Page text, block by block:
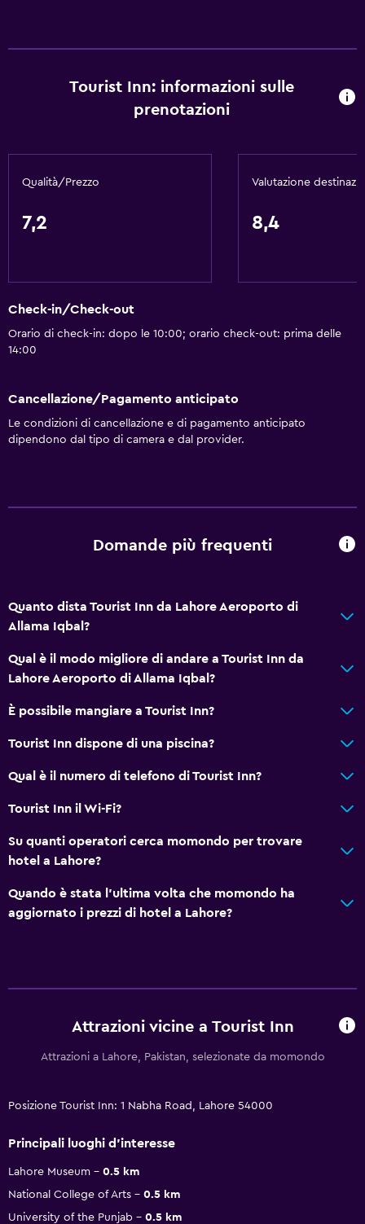
Tourist Inn: informazioni sulle
prenotazioni
Qualità/Prezzo
7,2
Valutazione
8,4
Check-in/Check-out
Orario di check-in: dopo le 10:00; orario check-out: prima delle
14:00
Cancellazione/Pagamento anticipato
Le condizioni di cancellazione e di pagamento anticipato
dipendono dal tipo di camera e dal provider.
Domande più frequenti
Quanto dista Tourist Inn da Lahore Aeroporto di
Allama Iqbal?
Qual è il modo migliore di andare a Tourist Inn da
Lahore Aeroporto di Allama Iqbal?
È possibile mangiare a Tourist Inn?
Tourist Inn dispone di una piscina?
Qual è il numero di telefono di Tourist Inn?
Tourist Inn il Wi-Fi?
Su quanti operatori cerca momondo per trovare
hotel a Lahore?
Quando è stata l'ultima volta che momondo ha
aggiornato i prezzi di hotel a Lahore?
Attrazioni vicine a Tourist Inn
Attrazioni a Lahore, Pakistan, selezionate da momondo
Posizione Tourist Inn: 1 Nabha Road, Lahore 54000
Principali luoghi d'interesse
Lahore Museum
0.5 km
National College of Arts
0.5 km
University of the Punjab
0.5 km